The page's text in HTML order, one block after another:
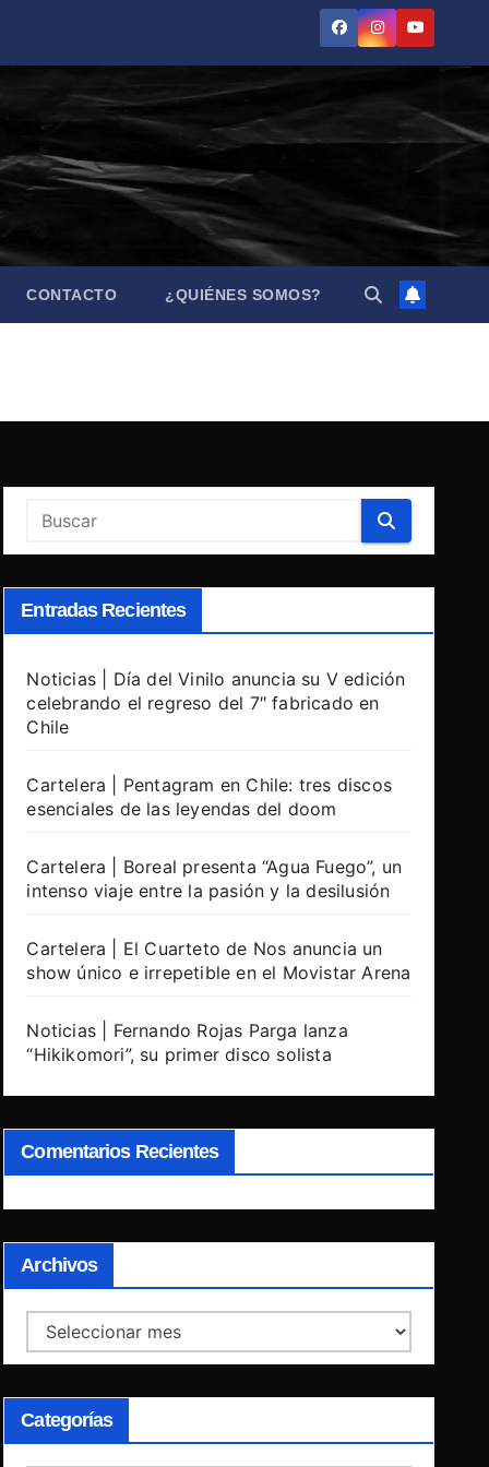
CONTACTO ¿QUIÉNES SOMOS?
Entradas Recientes
Noticias | Día del Vinilo anuncia su V edición
celebrando el regreso del 7″ fabricado en
Chile
Cartelera | Pentagram en Chile: tres discos
esenciales de las leyendas del doom
Cartelera | Boreal presenta “Agua Fuego”, un
intenso viaje entre la pasión y la desilusión
Cartelera | El Cuarteto de Nos anuncia un
show único e irrepetible en el Movistar Arena
Noticias | Fernando Rojas Parga lanza
“Hikikomori”, su primer disco solista
Comentarios Recientes
Archivos
Archivos
Categorías